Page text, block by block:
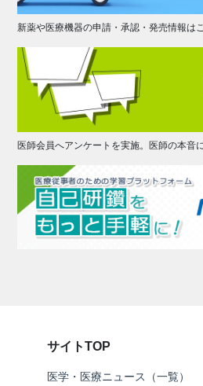
新薬や医療機器の申請・承認・発売情報は
医師会員へアンケートを実施。医師の本音
サイトTOP
医学・医療ニュース（一覧）